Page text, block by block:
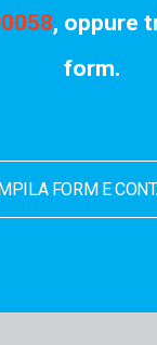
, oppure
form.
FORM E